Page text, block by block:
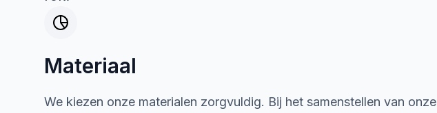
Materiaal
We kiezen onze materialen zorgvuldig. Bij het samenstellen van onze